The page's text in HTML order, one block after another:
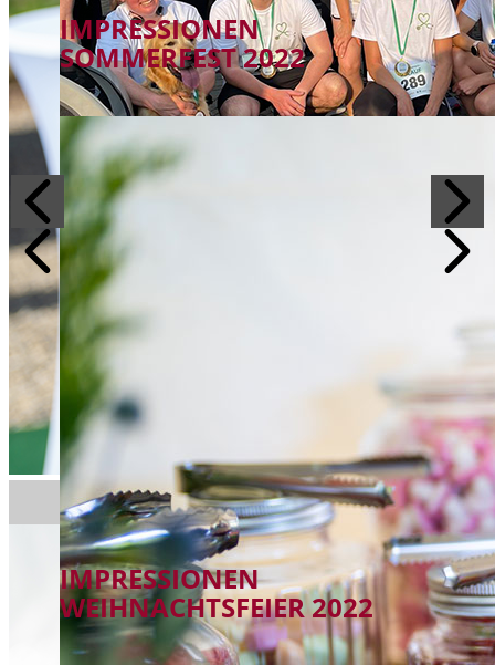
IMPRESSIONEN
SOMMERFEST 2022
IMPRESSIONEN
WEIHNACHTSFEIER 2022